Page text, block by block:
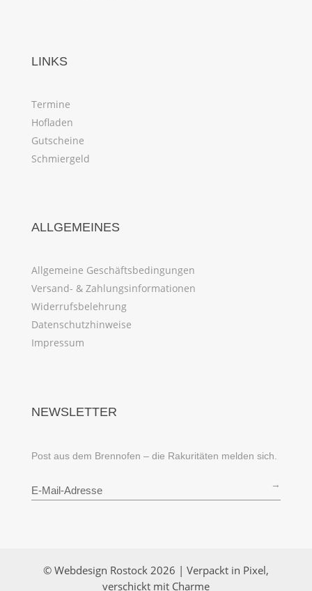
LINKS
Termine
Hofladen
Gutscheine
Schmiergeld
ALLGEMEINES
Allgemeine Geschäftsbedingungen
Versand- & Zahlungsinformationen
Widerrufsbelehrung
Datenschutzhinweise
Impressum
NEWSLETTER
Post aus dem Brennofen – die Rakuritäten melden sich.
→
© Webdesign Rostock 2026 | Verpackt in Pixel,
verschickt mit Charme